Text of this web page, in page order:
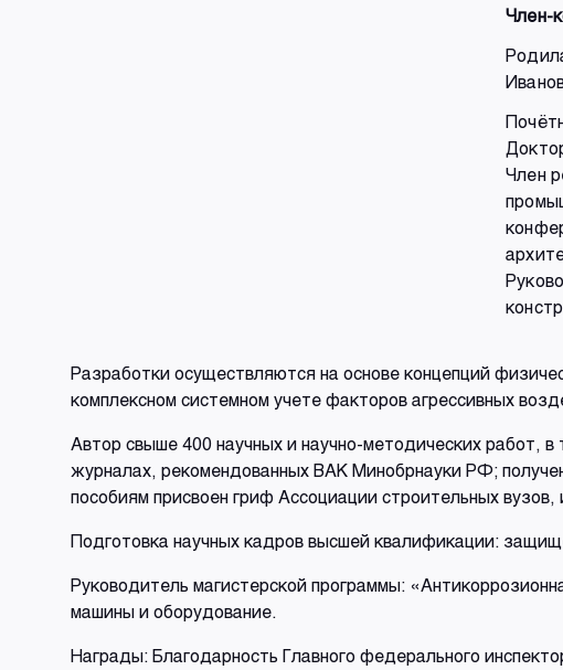
Член-
Член
Разработки осуществляются на основе концепций
комплексном системном учете факторов агрессивных
Автор свыше 400 научных и научно-методических работ,
журналах, рекомендованных ВАК Минобрнауки РФ;
пособиям присвоен гриф Ассоциации строительных
Подготовка научных кадров высшей квалификации:
Руководитель магистерской программы:
машины и оборудование.
Награды: Благодарность Главного федерального